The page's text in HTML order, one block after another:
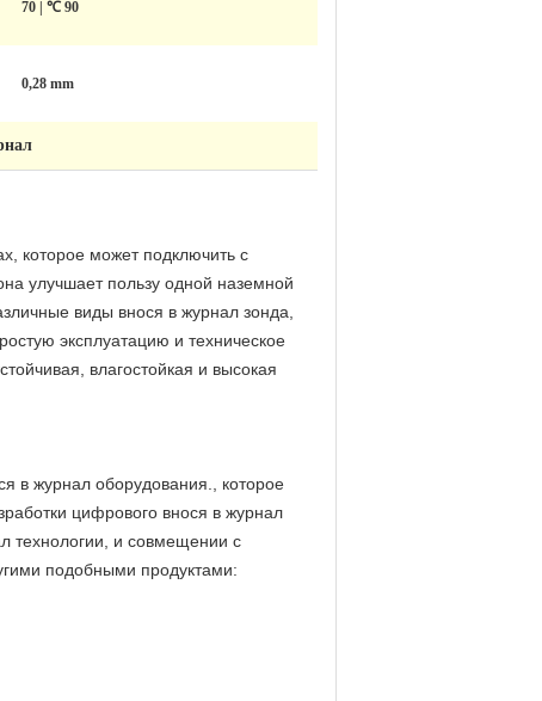
70 | ℃ 90
0,28 mm
которое может подключить с
улучшает пользу одной наземной
виды внося в журнал зонда,
эксплуатацию и техническое
влагостойкая и высокая
в журнал оборудования., которое
цифрового внося в журнал
технологии, и совмещении с
подобными продуктами: